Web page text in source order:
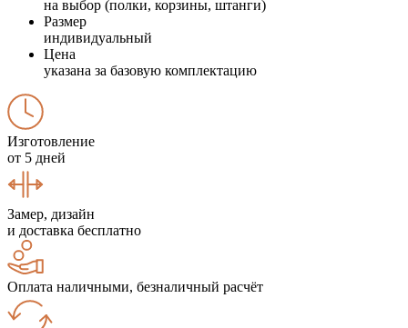
на выбор (полки, корзины, штанги)
Размер
индивидуальный
Цена
указана за базовую комплектацию
Изготовление
от 5 дней
Замер, дизайн
и доставка бесплатно
Оплата наличными, безналичный расчёт